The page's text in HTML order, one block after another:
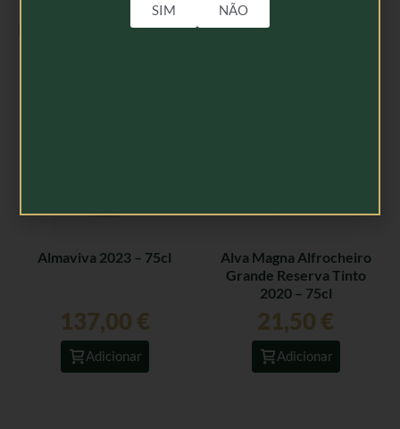
Produtos Relacionados
Almaviva 2023 – 75cl
137,00 €
Adicionar
Alva Magna Alfrocheiro
Grande Reserva Tinto
2020 – 75cl
21,50 €
Adicionar
SIM NÃO